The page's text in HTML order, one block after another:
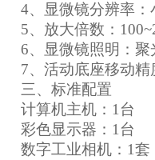
4、显微镜分辨率：
5、放大倍数：
6、显微镜照明：聚
7、活动底座移动精
三、标准配置
计算机主机： 1台
彩色显示器： 1台
数字工业相机： 1套